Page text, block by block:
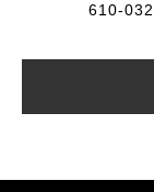
610-